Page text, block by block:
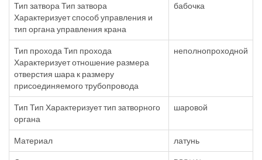
Тип затвора Тип затвора
Характеризует способ управления и
тип органа управления крана
бабочка
Тип прохода Тип прохода
Характеризует отношение размера
отверстия шара к размеру
присоединяемого трубопровода
неполнопроходной
Тип Тип Характеризует тип затворного
органа
шаровой
Материал латунь